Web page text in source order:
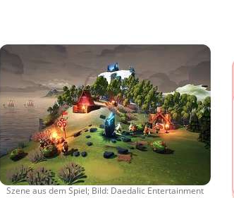
Szene aus dem Spiel; Bild: Daedalic Entertainment